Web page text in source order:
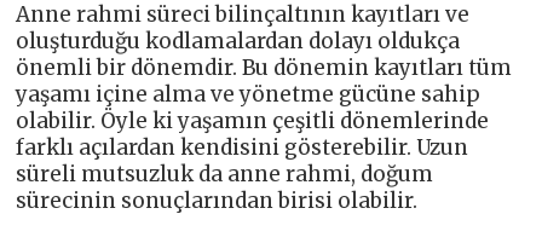
Anne rahmi süreci bilinçaltının kayıtları ve
oluşturduğu kodlamalardan dolayı oldukça
önemli bir dönemdir. Bu dönemin kayıtları tüm
yaşamı içine alma ve yönetme gücüne sahip
olabilir. Öyle ki yaşamın çeşitli dönemlerinde
farklı açılardan kendisini gösterebilir. Uzun
süreli mutsuzluk da anne rahmi, doğum
sürecinin sonuçlarından birisi olabilir.